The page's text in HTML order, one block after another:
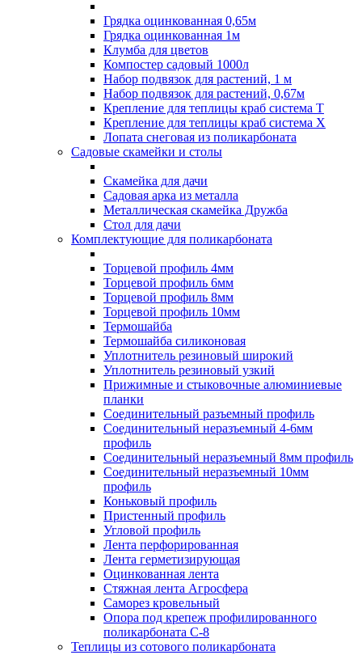
Грядка оцинкованная 0,65м
Грядка оцинкованная 1м
Клумба для цветов
Компостер садовый 1000л
Набор подвязок для растений, 1 м
Набор подвязок для растений, 0,67м
Крепление для теплицы краб система Т
Крепление для теплицы краб система Х
Лопата снеговая из поликарбоната
Садовые скамейки и столы
Скамейка для дачи
Садовая арка из металла
Металлическая скамейка Дружба
Стол для дачи
Комплектующие для поликарбоната
Торцевой профиль 4мм
Торцевой профиль 6мм
Торцевой профиль 8мм
Торцевой профиль 10мм
Термошайба
Термошайба силиконовая
Уплотнитель резиновый широкий
Уплотнитель резиновый узкий
Прижимные и стыковочные алюминиевые
планки
Соединительный разъемный профиль
Соединительный неразъемный 4-6мм
профиль
Соединительный неразъемный 8мм профиль
Соединительный неразъемный 10мм
профиль
Коньковый профиль
Пристенный профиль
Угловой профиль
Лента перфорированная
Лента герметизирующая
Оцинкованная лента
Стяжная лента Агросфера
Саморез кровельный
Опора под крепеж профилированного
поликарбоната С-8
Теплицы из сотового поликарбоната